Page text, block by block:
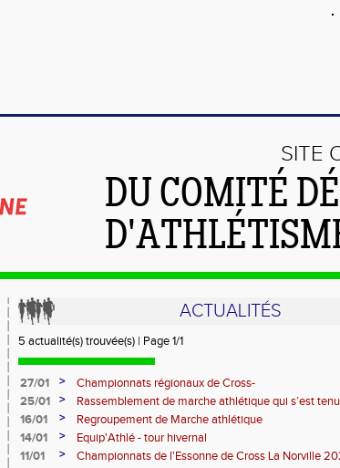
SITE
DU COMITÉ
ACTUALITÉS
5 actualité(s) trouvée(s) | Page 1/1
27/01 >
Championnats régionaux de Cross-
25/01
>
Rassemblement de marche athlétique qui s’est
janvier à Lisses
16/01 >
Regroupement de Marche athlétique
14/01
>
Equip'Athlé - tour hivernal
11/01
> Championnats de l'Essonne de Cross La Norville